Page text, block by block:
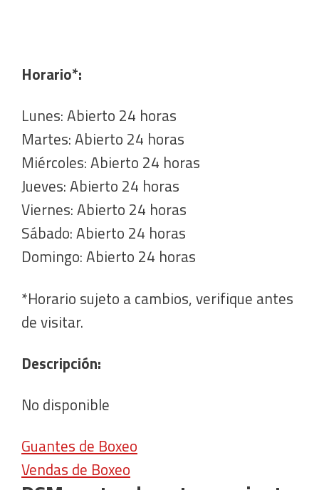
Horario*:
Lunes: Abierto 24 horas
Martes: Abierto 24 horas
Miércoles: Abierto 24 horas
Jueves: Abierto 24 horas
Viernes: Abierto 24 horas
Sábado: Abierto 24 horas
Domingo: Abierto 24 horas
*Horario sujeto a cambios, verifique antes
de visitar.
Descripción:
No disponible
Guantes de Boxeo
Vendas de Boxeo